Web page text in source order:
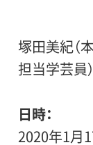
塚田美紀（
担当学芸員）
日時
2020年1月